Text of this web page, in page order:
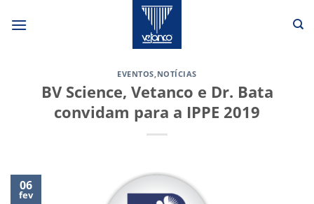
EVENTOS,NOTÍCIAS
BV Science, Vetanco e Dr. Bata
convidam para a IPPE 2019
06
fev